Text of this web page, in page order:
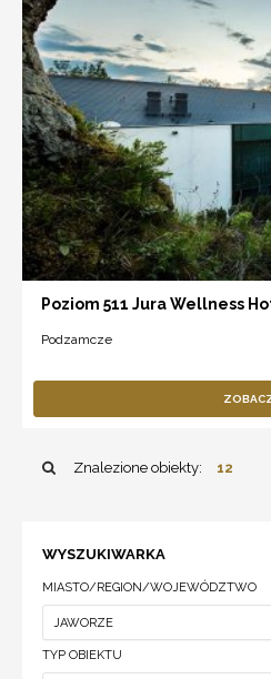
Poziom 511 Jura Wellness
Podzamcze
Znalezione obiekty: 12
WYSZUKIWARKA
MIASTO/REGION/WOJEWÓDZTWO
TYP OBIEKTU